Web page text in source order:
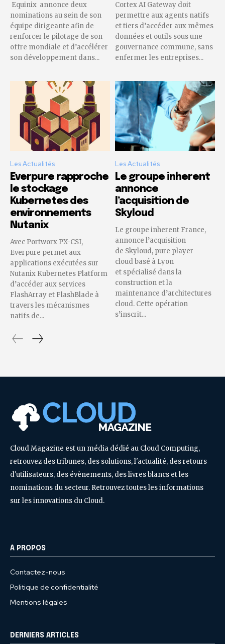
Equinix annonce deux
nominations au sein de son
équipe dirigeante afin de
renforcer le pilotage de son
offre mondiale et d’accélérer
son développement dans...
Cortex AI Gateway doit
permettre aux agents natifs
et tiers d’accéder aux mêmes
données et outils sous une
gouvernance commune, sans
enfermer les entreprises...
Les Actualités
Everpure rapproche
le stockage
Kubernetes des
environnements
Nutanix
Avec Portworx PX-CSI,
Everpure permet aux
applications exécutées sur
Nutanix Kubernetes Platform
d’accéder aux services
FlashArray et FlashBlade à
travers les mécanismes
natifs de...
Les Actualités
Le groupe inherent
annonce
l’acquisition de
Skyloud
Le groupe inherent France,
annonce l’acquisition
de Skyloud, pure player
cloud basé à Lyon
et spécialisé dans la
construction et la
maintenance d’architectures
cloud. Cette opération
s’inscrit...
Cloud Magazine est un média dédié au Cloud Computing,
retrouvez des tribunes, des solutions, l'actualité, des retours
d'utilisateurs, des évènements, des livres blancs et les
nominations du secteur. Retrouvez toutes les informations
sur les innovations du Cloud.
À PROPOS
Contactez-nous
Politique de confidentialité
Mentions légales
DERNIERS ARTICLES